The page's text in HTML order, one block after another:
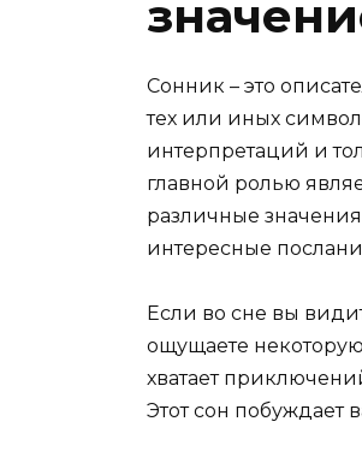
Сонник – это
тех или иных
интерпретаций и
главной ролью
различные значения
интересные
Если во сне вы
ощущаете
хватает
Этот сон побуждает